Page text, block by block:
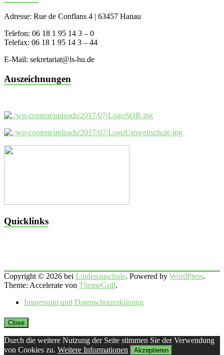
Adresse: Rue de Conflans 4 | 63457 Hanau
Telefon: 06 18 1 95 14 3 – 0
Telefax: 06 18 1 95 14 3 – 44
E-Mail: sekretariat@ls-hu.de
Auszeichnungen
Quicklinks
Copyright © 2026 bei Lindenauschule. Powered by WordPress.
Theme: Accelerate von ThemeGrill.
Impressum und Datenschutzerklärung
Close
Durch die weitere Nutzung der Seite stimmen Sie der Verwendung
von Cookies zu. Weitere Informationen Akzeptieren